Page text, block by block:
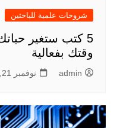
شروحات علمية للباحثين
5 كتب ستغير
وقتك بفعالية
admin نوفمبر 21, 2024